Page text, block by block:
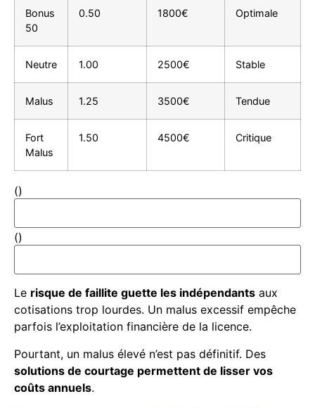
Bonus
50
0.50 1800€ Optimale
Neutre 1.00 2500€ Stable
Malus 1.25 3500€ Tendue
Fort
Malus
1.50 4500€ Critique
()
()
Le risque de faillite guette les indépendants aux
cotisations trop lourdes. Un malus excessif empêche
parfois l’exploitation financière de la licence.
Pourtant, un malus élevé n’est pas définitif. Des
solutions de courtage permettent de lisser vos
coûts annuels.